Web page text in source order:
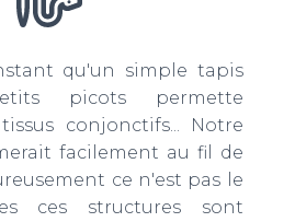
qu'un simple tapis
picots permette
conjonctifs... Notre
facilement au fil de
ce n'est pas le
ces structures sont